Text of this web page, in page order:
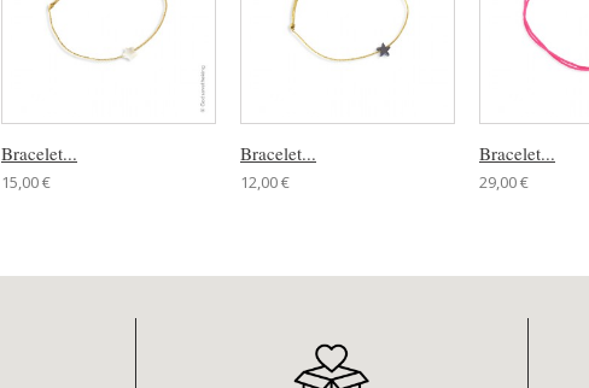
Bracelet...
15,00 €
Bracelet...
12,00 €
Bracelet...
29,00 €